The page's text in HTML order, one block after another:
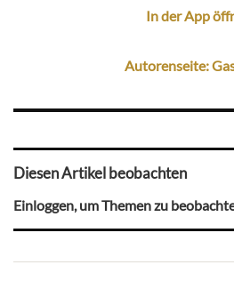
In der App
Autorenseite:
Diesen Artikel beobachten
Einloggen, um Themen zu